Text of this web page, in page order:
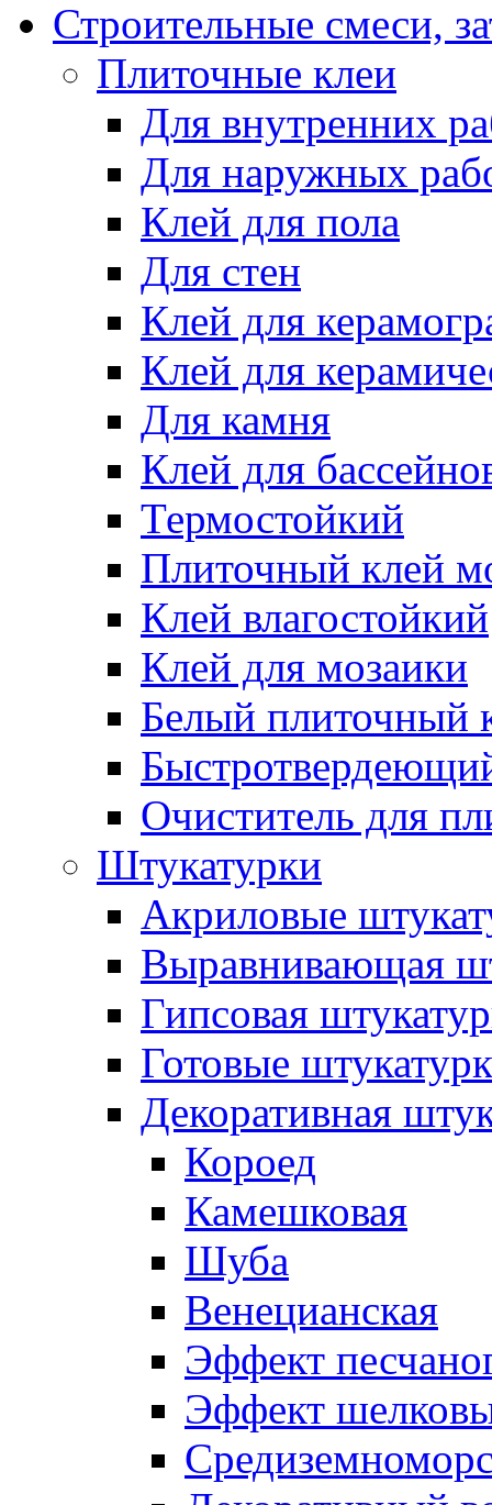
Строительные смеси,
Плиточные клеи
Для внутренних
Для наружных
Клей для пола
Для стен
Клей для
Клей для
Для камня
Клей для
Термостойкий
Плиточный клей
Клей влагостойкий
Клей для мозаики
Белый плиточный
Очиститель для
Штукатурки
Акриловые
Выравнивающая
Гипсовая
Готовые
Декоративная
Короед
Камешковая
Шуба
Венецианская
Эффект
Эффект